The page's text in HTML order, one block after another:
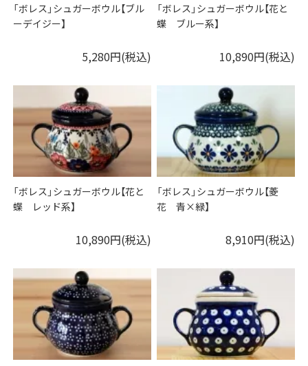
「ボレス」シュガーボウル【ブル
ーデイジー】
5,280円(税込)
「ボレス」シュガーボウル【花と
蝶 ブルー系】
10,890円(税込)
「ボレス」シュガーボウル【花と
蝶 レッド系】
10,890円(税込)
「ボレス」シュガーボウル【菱
花 青×緑】
8,910円(税込)